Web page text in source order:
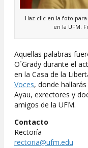
Haz clic en la foto
en la UFM.
Aquellas palabras
O´Grady durante el
en la Casa de la
Voces, donde
Ayau, exrectores y
amigos de la UFM.
Contacto
Rectoría
rectoria@ufm.edu